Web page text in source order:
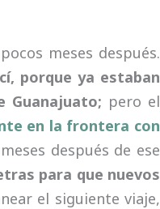
meses después.
porque ya estaban
Guanajuato; pero el
en la frontera con
después de ese
para que nuevos
el siguiente viaje,